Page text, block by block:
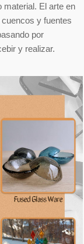
material. El arte en
y fuentes
por
y realizar.